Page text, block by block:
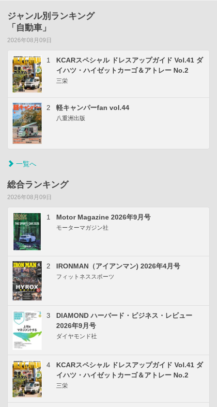
ジャンル別ランキング
「自動車」
2026年08月09日
1
KCARスペシャル ドレスアップガイド Vol.41 ダ
イハツ・ハイゼットカーゴ＆アトレー No.2
三栄
2 軽キャンパーfan vol.44
八重洲出版
一覧へ
総合ランキング
2026年08月09日
1 Motor Magazine 2026年9月号
モーターマガジン社
2 IRONMAN（アイアンマン) 2026年4月号
フィットネススポーツ
3
DIAMOND ハーバード・ビジネス・レビュー
2026年9月号
ダイヤモンド社
4
KCARスペシャル ドレスアップガイド Vol.41 ダ
イハツ・ハイゼットカーゴ＆アトレー No.2
三栄